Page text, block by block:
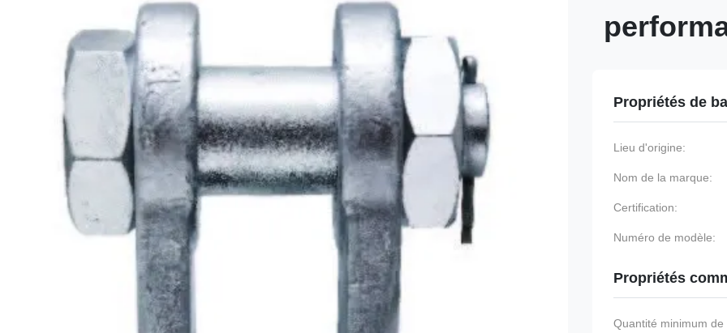
Propriétés de
Lieu d'origine:
Nom de la marque:
Certification:
Numéro de modèle:
Propriétés
Quantité minimum de